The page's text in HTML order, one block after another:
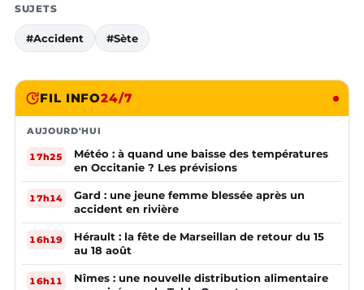
SUJETS
#Accident #Sète
FIL INFO24/7
AUJOURD'HUI
17h25
Météo : à quand une baisse des températures
en Occitanie ? Les prévisions
17h14
Gard : une jeune femme blessée après un
accident en rivière
16h19
Hérault : la fête de Marseillan de retour du 15
au 18 août
16h11
Nîmes : une nouvelle distribution alimentaire